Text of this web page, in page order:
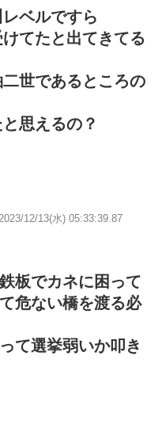
ベルですら
てたと出てきてる
世であるところの
思えるの？
2023/12/13(水) 05:33:39.87
板でカネに困って
危ない橋を渡る必
て選挙弱いか叩き